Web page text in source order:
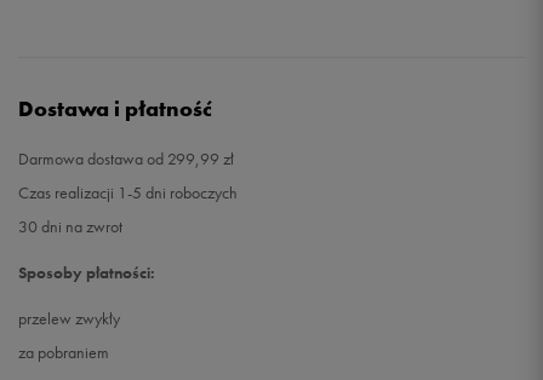
Dostawa i płatność
Darmowa dostawa od 299,99 zł
Czas realizacji 1-5 dni roboczych
30 dni na zwrot
Sposoby płatności:
przelew zwykły
za pobraniem